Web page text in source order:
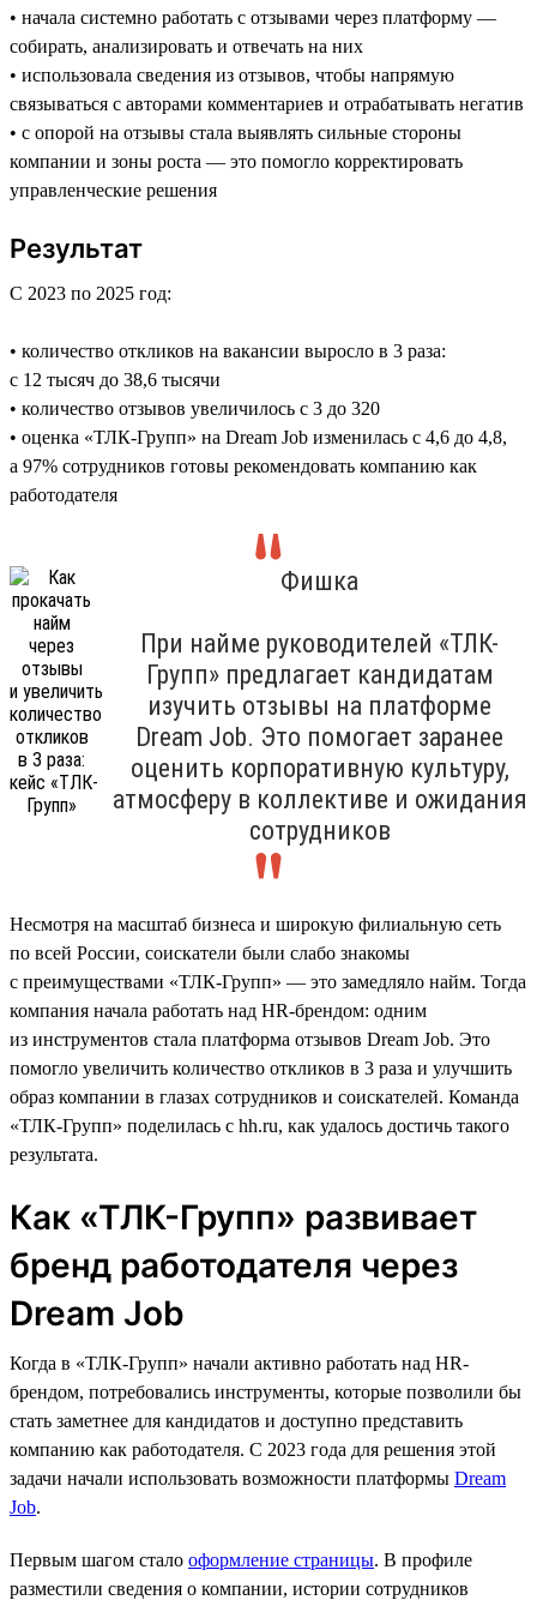
• начала системно работать с отзывами через платформу —
собирать, анализировать и отвечать на них
• использовала сведения из отзывов, чтобы напрямую
связываться с авторами комментариев и отрабатывать негатив
• с опорой на отзывы стала выявлять сильные стороны
компании и зоны роста — это помогло корректировать
управленческие решения
Результат
С 2023 по 2025 год:
• количество откликов на вакансии выросло в 3 раза:
с 12 тысяч до 38,6 тысячи
• количество отзывов увеличилось с 3 до 320
• оценка «ТЛК-Групп» на Dream Job изменилась с 4,6 до 4,8,
а 97% сотрудников готовы рекомендовать компанию как
работодателя
Фишка
При найме руководителей «ТЛК-
Групп» предлагает кандидатам
изучить отзывы на платформе
Dream Job. Это помогает заранее
оценить корпоративную культуру,
атмосферу в коллективе и ожидания
сотрудников
Несмотря на масштаб бизнеса и широкую филиальную сеть
по всей России, соискатели были слабо знакомы
с преимуществами «ТЛК-Групп» — это замедляло найм. Тогда
компания начала работать над HR-брендом: одним
из инструментов стала платформа отзывов Dream Job. Это
помогло увеличить количество откликов в 3 раза и улучшить
образ компании в глазах сотрудников и соискателей. Команда
«ТЛК-Групп» поделилась с hh.ru, как удалось достичь такого
результата.
Как «ТЛК-Групп» развивает
бренд работодателя через
Dream Job
Когда в «ТЛК-Групп» начали активно работать над HR-
брендом, потребовались инструменты, которые позволили бы
стать заметнее для кандидатов и доступно представить
компанию как работодателя. С 2023 года для решения этой
задачи начали использовать возможности платформы Dream
Job.
Первым шагом стало оформление страницы. В профиле
разместили сведения о компании, истории сотрудников